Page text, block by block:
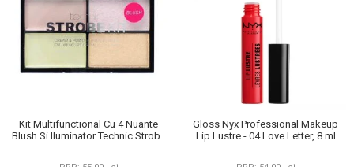
Kit Multifunctional Cu 4 Nuante
Blush Si Iluminator Technic Strobe
Gloss Nyx Professional Makeup
Lip Lustre - 04 Love Letter, 8 ml